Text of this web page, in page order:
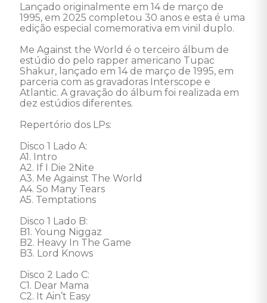
Lançado originalmente em 14 de março de
1995, em 2025 completou 30 anos e esta é uma
edição especial comemorativa em vinil duplo.
Me Against the World é o terceiro álbum de
estúdio do pelo rapper americano Tupac
Shakur, lançado em 14 de março de 1995, em
parceria com as gravadoras Interscope e
Atlantic. A gravação do álbum foi realizada em
dez estúdios diferentes.
Repertório dos LPs:
Disco 1 Lado A:
A1. Intro
A2. If I Die 2Nite
A3. Me Against The World
A4. So Many Tears
A5. Temptations
Disco 1 Lado B:
B1. Young Niggaz
B2. Heavy In The Game
B3. Lord Knows
Disco 2 Lado C:
C1. Dear Mama
C2. It Ain’t Easy